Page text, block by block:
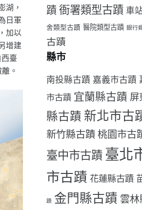
湖，
日軍
加以
增建
臺
。
蹟 衙署類型古蹟 車
舍類型古蹟 醫院類型古蹟 銀行
古蹟
縣市
南投縣古蹟 嘉義市古蹟
市古蹟 宜蘭縣古蹟 屏
縣古蹟 新北市古
新竹縣古蹟 桃園市古
臺中市古蹟 臺北
市古蹟 花蓮縣古蹟
蹟 金門縣古蹟 雲